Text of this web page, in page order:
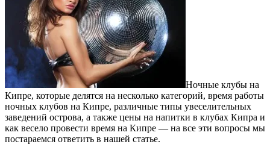
Ночные клубы на
Кипре, которые делятся на несколько категорий, время работы
ночных клубов на Кипре, различные типы увеселительных
заведений острова, а также цены на напитки в клубах Кипра и
как весело провести время на Кипре — на все эти вопросы мы
постараемся ответить в нашей статье.